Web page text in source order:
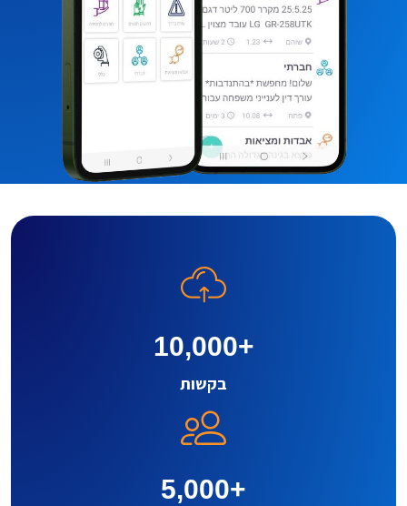
בקשות
+
10,000
+
5,000